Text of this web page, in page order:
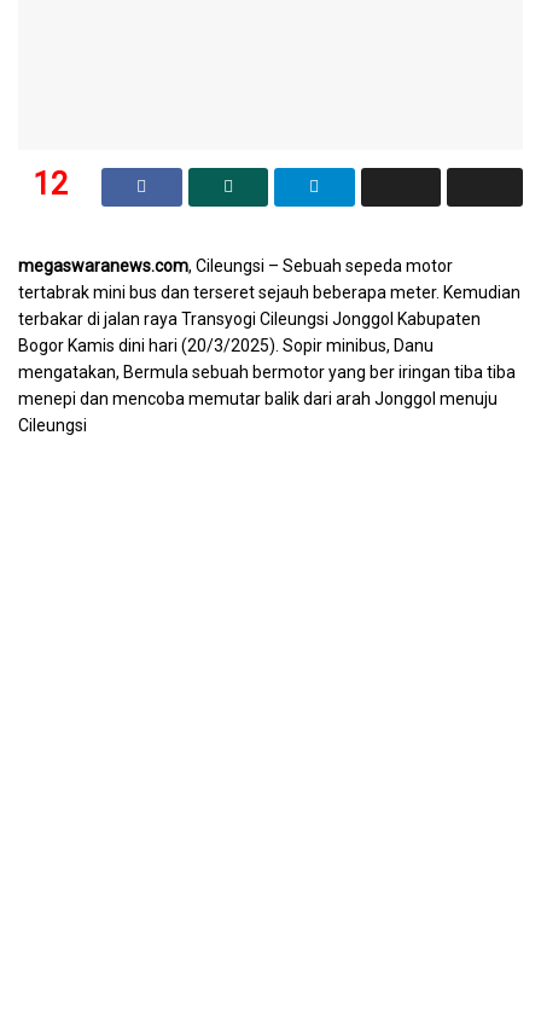
12
megaswaranews.com, Cileungsi – Sebuah sepeda motor
tertabrak mini bus dan terseret sejauh beberapa meter. Kemudian
terbakar di jalan raya Transyogi Cileungsi Jonggol Kabupaten
Bogor Kamis dini hari (20/3/2025). Sopir minibus, Danu
mengatakan, Bermula sebuah bermotor yang ber iringan tiba tiba
menepi dan mencoba memutar balik dari arah Jonggol menuju
Cileungsi